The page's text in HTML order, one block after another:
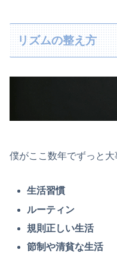
リズムの整え方
僕がここ数年でずっと大
生活習慣
ルーティン
規則正しい生活
節制や清貧な生活